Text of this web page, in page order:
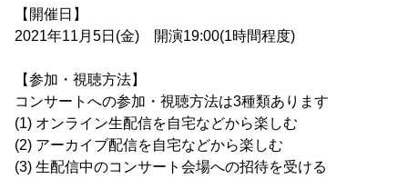
【開催日】
2021年11月5日(金) 開演19:00(1時間程度)
【参加・視聴方法】
コンサートへの参加・視聴方法は3種類あります
(1) オンライン生配信を自宅などから楽しむ
(2) アーカイブ配信を自宅などから楽しむ
(3) 生配信中のコンサート会場への招待を受ける